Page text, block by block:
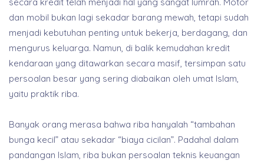
dan mobil bukan lagi sekadar barang mewah, tetapi sudah
menjadi kebutuhan penting untuk bekerja, berdagang, dan
mengurus keluarga. Namun, di balik kemudahan kredit
kendaraan yang ditawarkan secara masif, tersimpan satu
persoalan besar yang sering diabaikan oleh umat Islam,
yaitu praktik riba.
Banyak orang merasa bahwa riba hanyalah “tambahan
bunga kecil” atau sekadar “biaya cicilan”. Padahal dalam
pandangan Islam, riba bukan persoalan teknis keuangan